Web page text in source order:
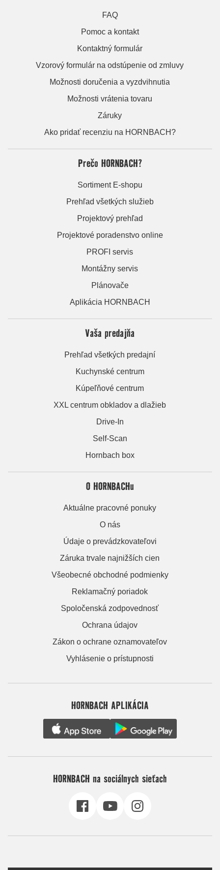
FAQ
Pomoc a kontakt
Kontaktný formulár
Vzorový formulár na odstúpenie od zmluvy
Možnosti doručenia a vyzdvihnutia
Možnosti vrátenia tovaru
Záruky
Ako pridať recenziu na HORNBACH?
Prečo HORNBACH?
Sortiment E-shopu
Prehľad všetkých služieb
Projektový prehľad
Projektové poradenstvo online
PROFI servis
Montážny servis
Plánovače
Aplikácia HORNBACH
Vaša predajňa
Prehľad všetkých predajní
Kuchynské centrum
Kúpeľňové centrum
XXL centrum obkladov a dlažieb
Drive-In
Self-Scan
Hornbach box
O HORNBACHu
Aktuálne pracovné ponuky
O nás
Údaje o prevádzkovateľovi
Záruka trvale najnižších cien
Všeobecné obchodné podmienky
Reklamačný poriadok
Spoločenská zodpovednosť
Ochrana údajov
Zákon o ochrane oznamovateľov
Vyhlásenie o prístupnosti
HORNBACH APLIKÁCIA
HORNBACH na sociálnych sieťach